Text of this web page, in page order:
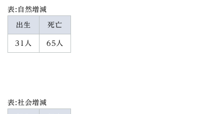
表:自然増減
出生 死亡
31人 65人
表:社会増減